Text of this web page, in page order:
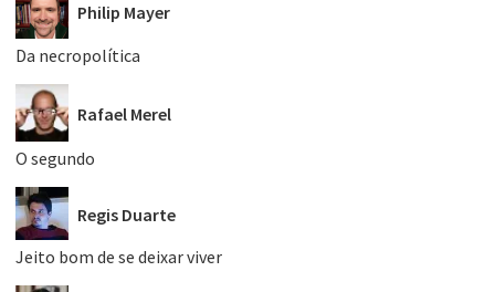
Philip Mayer
Da necropolítica
Rafael Merel
O segundo
Regis Duarte
Jeito bom de se deixar viver